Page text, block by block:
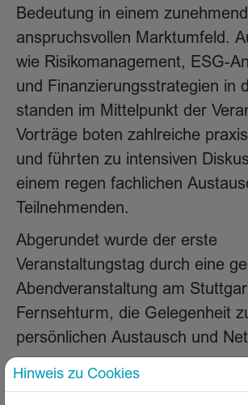
Bedeutung in einem zunehmend
anspruchsvollen Marktumfeld.
wie Risikomanagement, ESG-
und Finanzierungsstrategien in
standen im Mittelpunkt der
Vorträge boten zahlreiche
und führten zu intensiven
einem regen fachlichen
Teilnehmenden.
Abgerundet wurde der erste
Veranstaltungstag durch eine
Abendveranstaltung am
Fernsehturm, die Gelegenheit
persönlichen Austausch und
Die Finanzierungstagung 2026
die hohe Relevanz aktueller
Hinweis zu Cookies